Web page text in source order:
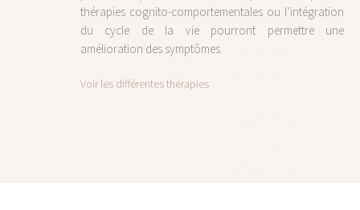
thérapies cognito-comportementales ou l’intégration
du cycle de la vie pourront permettre une
amélioration des symptômes.
Voir les différentes thérapies